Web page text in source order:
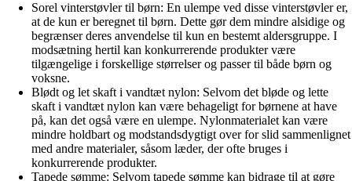
Sorel vinterstøvler til børn: En ulempe ved disse vinterstøvler er,
at de kun er beregnet til børn. Dette gør dem mindre alsidige og
begrænser deres anvendelse til kun en bestemt aldersgruppe. I
modsætning hertil kan konkurrerende produkter være
tilgængelige i forskellige størrelser og passer til både børn og
voksne.
Blødt og let skaft i vandtæt nylon: Selvom det bløde og lette
skaft i vandtæt nylon kan være behageligt for børnene at have
på, kan det også være en ulempe. Nylonmaterialet kan være
mindre holdbart og modstandsdygtigt over for slid sammenlignet
med andre materialer, såsom læder, der ofte bruges i
konkurrerende produkter.
Tapede sømme: Selvom tapede sømme kan bidrage til at gøre